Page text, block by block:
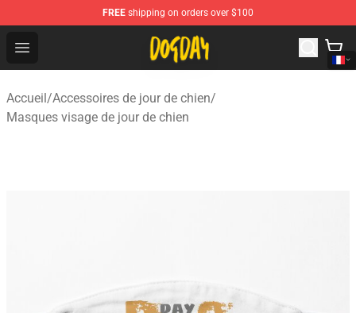
FREE shipping on orders over $100
Open menu
DogDay Store - Official DogDay Merchandise Shop
Accueil/Accessoires de jour de chien/
Masques visage de jour de chien